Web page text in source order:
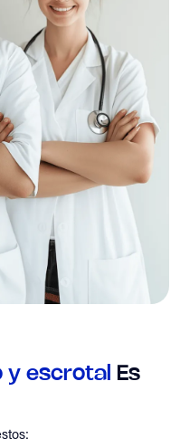
y escrotal
Es